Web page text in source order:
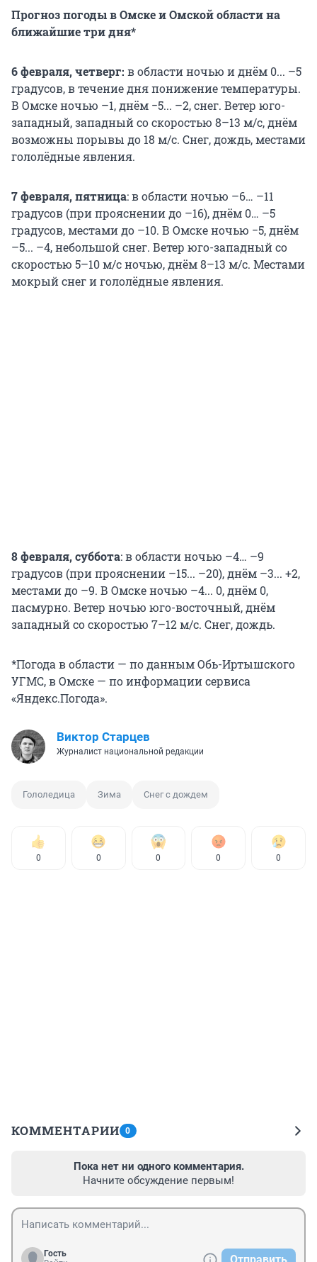
Прогноз погоды в Омске и Омской области на
ближайшие три дня*
6 февраля, четверг: в области ночью и днём 0... –5
градусов, в течение дня понижение температуры.
В Омске ночью –1, днём −5... –2, снег. Ветер юго-
западный, западный со скоростью 8–13 м/с, днём
возможны порывы до 18 м/с. Снег, дождь, местами
гололёдные явления.
7 февраля, пятница: в области ночью –6… –11
градусов (при прояснении до –16), днём 0… –5
градусов, местами до –10. В Омске ночью −5, днём
–5... –4, небольшой снег. Ветер юго-западный со
скоростью 5–10 м/с ночью, днём 8–13 м/с. Местами
мокрый снег и гололёдные явления.
8 февраля, суббота: в области ночью –4… –9
градусов (при прояснении –15... –20), днём –3... +2,
местами до –9. В Омске ночью –4... 0, днём 0,
пасмурно. Ветер ночью юго-восточный, днём
западный со скоростью 7–12 м/с. Снег, дождь.
*Погода в области — по данным Обь-Иртышского
УГМС, в Омске — по информации сервиса
«Яндекс.Погода».
Виктор Старцев
Журналист национальной редакции
Гололедица Зима Снег с дождем
0 0 0 0 0
КОММЕНТАРИИ 0
Пока нет ни одного комментария.
Начните обсуждение первым!
Гость